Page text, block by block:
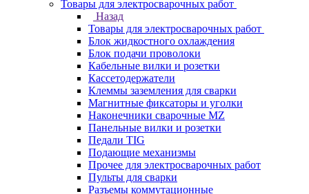
Товары для электросварочных работ
Назад
Товары для электросварочных работ
Блок жидкостного охлаждения
Блок подачи проволоки
Кабельные вилки и розетки
Кассетодержатели
Клеммы заземления для сварки
Магнитные фиксаторы и уголки
Наконечники сварочные MZ
Панельные вилки и розетки
Педали TIG
Подающие механизмы
Прочее для электросварочных работ
Пульты для сварки
Разъемы коммутационные